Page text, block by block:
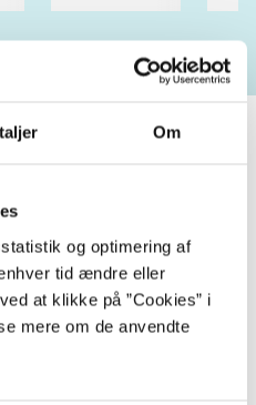
Om
og optimering af
tid ændre eller
at klikke på ”Cookies” i
mere om de anvendte
sit amet ...